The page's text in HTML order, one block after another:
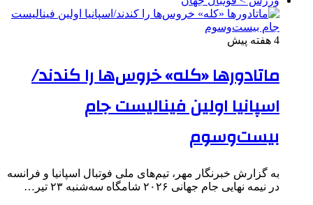
4 هفته پیش
ماتادورها «کله» خروس‌ها را کندند/
اسپانیا اولین فینالیست جام
بیست‌وسوم
به گزارش خبرنگار مهر، تیم‌های ملی فوتبال اسپانیا و فرانسه
در نیمه نهایی جام جهانی ۲۰۲۶ شامگاه سه‌شنبه ۲۳ تیر…